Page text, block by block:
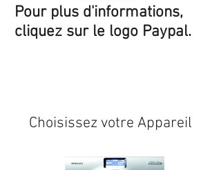
Pour plus d'informations,
cliquez sur le logo Paypal.
Choisissez votre Appareil